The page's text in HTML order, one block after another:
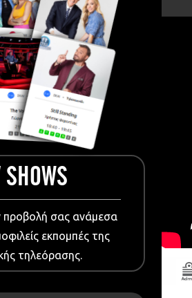
SHOWS
προβολή σας ανάμεσα
εκπομπές της
τηλεόρασης.